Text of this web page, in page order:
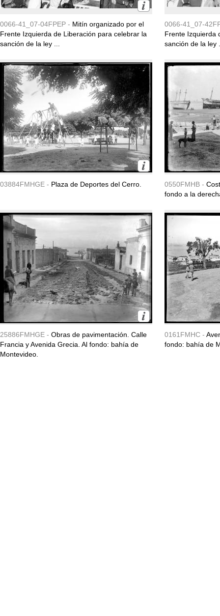
0066-41_07-04FPEP - Mitín organizado por el
Frente Izquierda de Liberación para celebrar la
sanción de la ley ...
0066-41_07-
Frente Izquierda
sanción de la ley
03884FMHGE - Plaza de Deportes del Cerro. 0550FMHB -
fondo a la
25886FMHGE - Obras de pavimentación. Calle
Francia y Avenida Grecia. Al fondo: bahía de
Montevideo.
0161FMHC -
fondo: bahía de